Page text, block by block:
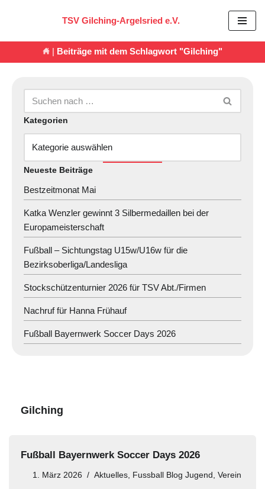
TSV Gilching-Argelsried e.V.
| Beiträge mit dem Schlagwort "Gilching"
Kategorien
Neueste Beiträge
Bestzeitmonat Mai
Katka Wenzler gewinnt 3 Silbermedaillen bei der
Europameisterschaft
Fußball – Sichtungstag U15w/U16w für die
Bezirksoberliga/Landesliga
Stockschützenturnier 2026 für TSV Abt./Firmen
Nachruf für Hanna Frühauf
Fußball Bayernwerk Soccer Days 2026
Gilching
Fußball Bayernwerk Soccer Days 2026
1. März 2026 Aktuelles, Fussball Blog Jugend , Verein